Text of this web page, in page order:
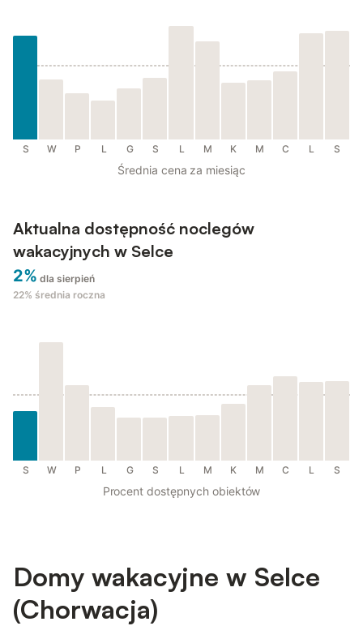
S W P L G S L M K M C L S
Średnia cena za miesiąc
Aktualna dostępność noclegów
wakacyjnych w Selce
2% dla sierpień
22% średnia roczna
S W P L G S L M K M C L S
Procent dostępnych obiektów
Domy wakacyjne w Selce
(Chorwacja)